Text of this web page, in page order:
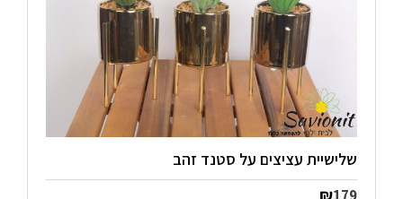
שלישיית עציצים על סטנד זהב